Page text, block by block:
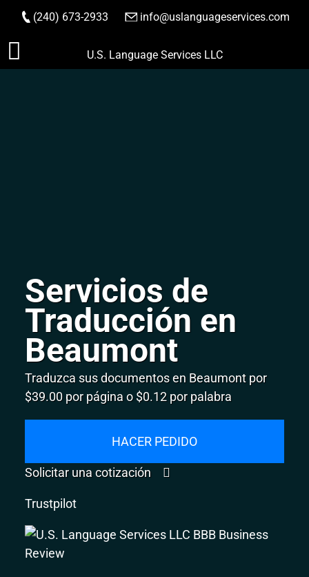
Saltar
(240) 673-2933 info@uslanguageservices.com
HACER PEDIDO
U.S. Language Services LLC
Servicios de
Traducción en
Beaumont
Traduzca sus documentos en Beaumont por
$39.00 por página o $0.12 por palabra
HACER PEDIDO
Solicitar una cotización
Trustpilot